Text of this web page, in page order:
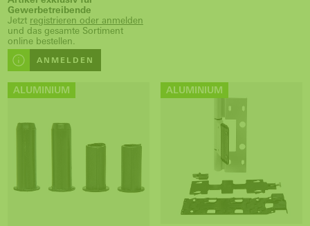
Gewerbetreibende
Jetzt registrieren oder anmelden
und das gesamte Sortiment
online bestellen.
ANMELDEN
ALUMINIUM ALUMINIUM